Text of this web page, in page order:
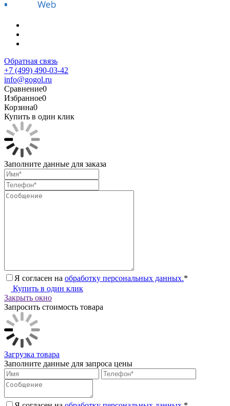
Обратная связь
+7 (499) 490-03-42
info@gogol.ru
Сравнение0
Избранное0
Корзина0
Купить в один клик
Заполните данные для заказа
Я согласен на обработку персональных данных.*
Купить в один клик
Закрыть окно
Запросить стоимость товара
Загрузка товара
Заполните данные для запроса цены